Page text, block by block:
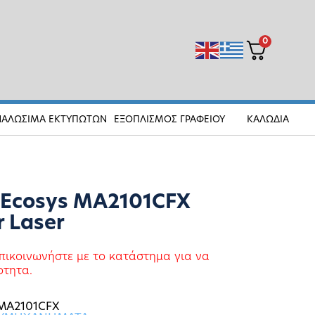
0
ΕΚΤΥΠΩΤΩΝ ΕΞΟΠΛΙΣΜΟΣ ΓΡΑΦΕΙΟΥ ΚΑΛΩΔΙΑ
MA2101CFX
Laser
με το κατάστημα για να